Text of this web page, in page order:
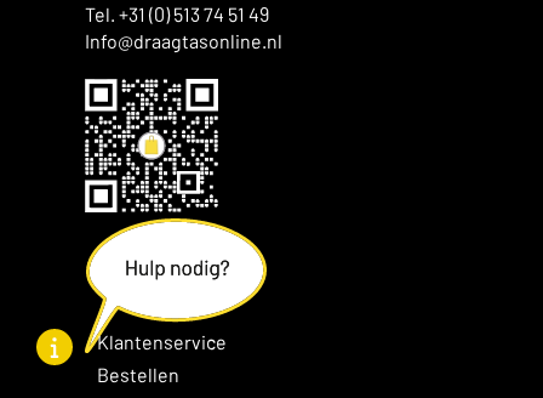
Tel. +31 (0) 513 74 51 49
Info@draagtasonline.nl
Klantenservice
Bestellen